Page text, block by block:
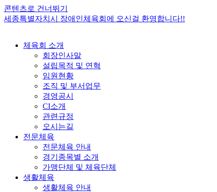
콘텐츠로 건너뛰기
세종특별자치시 장애인체육회에 오신걸 환영합니다!!
체육회 소개
회장인사말
설립목적 및 연혁
임원현황
조직 및 부서업무
경영공시
CI소개
관련규정
오시는길
전문체육
전문체육 안내
경기종목별 소개
가맹단체 및 체육단체
생활체육
생활체육 안내